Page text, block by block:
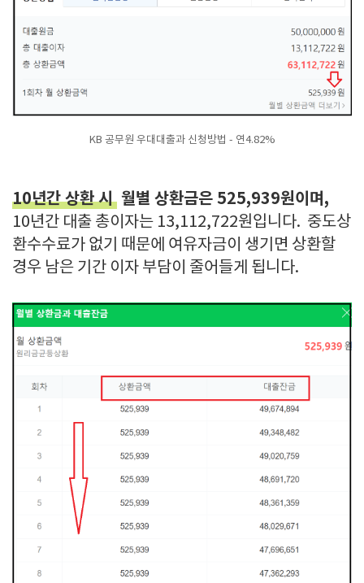
KB 공무원 우대대출과 신청방법 - 연4.82%
10년간 상환 시 월별 상환금은 525,939원이며,
10년간 대출 총이자는 13,112,722원입니다. 중도상
환수수료가 없기 때문에 여유자금이 생기면 상환할
경우 남은 기간 이자 부담이 줄어들게 됩니다.